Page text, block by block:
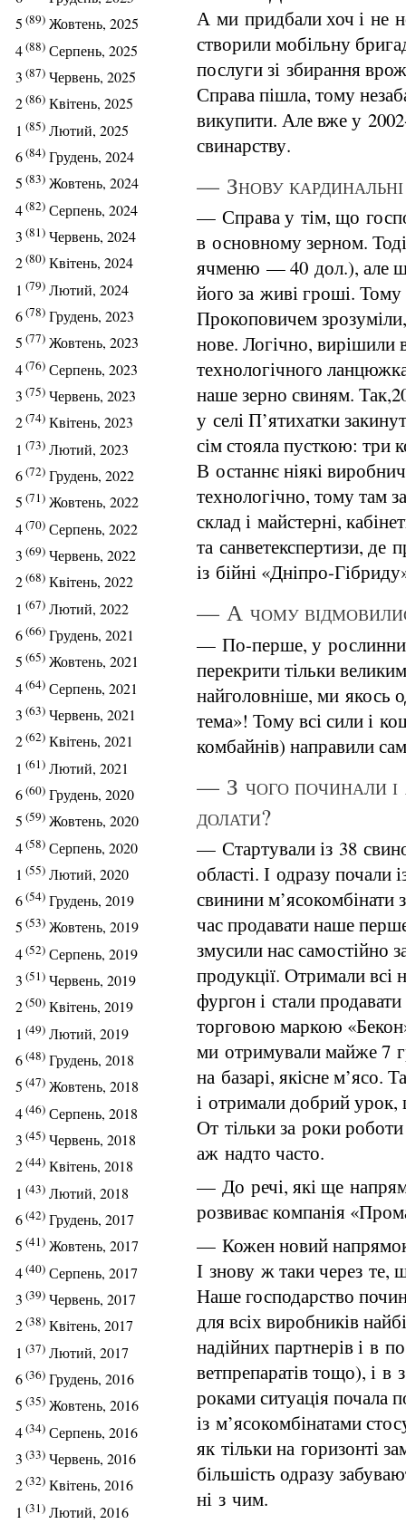
5 (89) Жовтень, 2025
4(88) Серпень, 2025
3 (87) Червень, 2025
2(86) Квітень, 2025
1 (85) Лютий, 2025
6(84) Грудень, 2024
5 (83) Жовтень, 2024
4(82) Серпень, 2024
3 (81) Червень, 2024
2(80) Квітень, 2024
1 (79) Лютий, 2024
6(78) Грудень, 2023
5 (77) Жовтень, 2023
4(76) Серпень, 2023
3 (75) Червень, 2023
2(74) Квітень, 2023
1 (73) Лютий, 2023
6(72) Грудень, 2022
5 (71) Жовтень, 2022
4(70) Серпень, 2022
3 (69) Червень, 2022
2(68) Квітень, 2022
1 (67) Лютий, 2022
6(66) Грудень, 2021
5 (65) Жовтень, 2021
4(64) Серпень, 2021
3 (63) Червень, 2021
2(62) Квітень, 2021
1 (61) Лютий, 2021
6(60) Грудень, 2020
5 (59) Жовтень, 2020
4(58) Серпень, 2020
1 (55) Лютий, 2020
6(54) Грудень, 2019
5 (53) Жовтень, 2019
4(52) Серпень, 2019
3 (51) Червень, 2019
2(50) Квітень, 2019
1 (49) Лютий, 2019
6(48) Грудень, 2018
5 (47) Жовтень, 2018
4(46) Серпень, 2018
3 (45) Червень, 2018
2(44) Квітень, 2018
1 (43) Лютий, 2018
6(42) Грудень, 2017
5 (41) Жовтень, 2017
4(40) Серпень, 2017
3 (39) Червень, 2017
2(38) Квітень, 2017
1 (37) Лютий, 2017
6(36) Грудень, 2016
5 (35) Жовтень, 2016
4(34) Серпень, 2016
3 (33) Червень, 2016
2(32) Квітень, 2016
1 (31) Лютий, 2016
А ми придбали хоч і не
створили мобільну
послуги зі збирання
Справа пішла, тому
викупити. Але вже у
свинарству.
— Знову кардинальні
— Справа у тім, що
в основному зерном.
ячменю — 40 дол.), але
його за живі гроші.
Прокоповичем
нове. Логічно, вирішили
технологічного
наше зерно свиням.
у селі П’ятихатки
сім стояла пусткою: три
В останнє ніякі
технологічно, тому там
склад і майстерні,
та санветекспертизи, де
із бійні «Дніпро-
— А чому
— По-перше, у
перекрити тільки
найголовніше, ми якось
тема»! Тому всі сили і
комбайнів) направили
— З чого починали і
долати?
— Стартували із 38
області. І одразу почали
свинини
час продавати наше
змусили нас самостійно
продукції. Отримали всі
фургон і стали
торговою маркою
ми отримували майже 7
на базарі, якісне м’ясо.
і отримали добрий
От тільки за роки
аж надто часто.
— До речі, які ще
розвиває компанія
— Кожен новий напрямок
І знову ж таки через
Наше господарство
для всіх виробників
надійних партнерів і в
ветпрепаратів тощо), і в
роками ситуація почала
із м’ясокомбінатами
як тільки на горизонті
більшість одразу
ні з чим.